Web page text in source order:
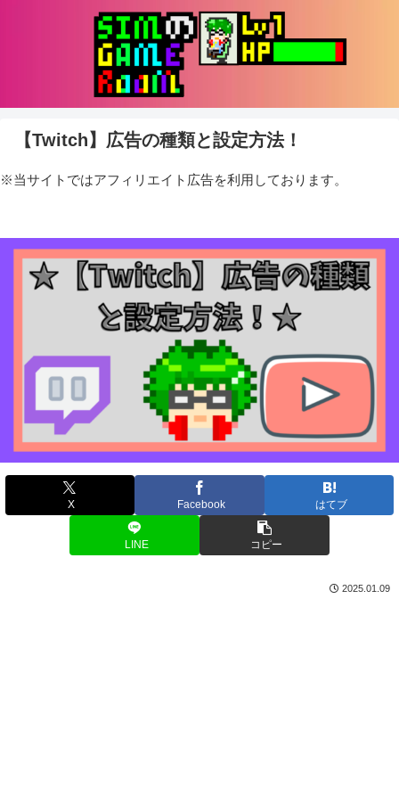
【Twitch】広告の種類と設定方法！
※当サイトではアフィリエイト広告を利用しております。
X Facebook はてブ
LINE コピー
2025.01.09